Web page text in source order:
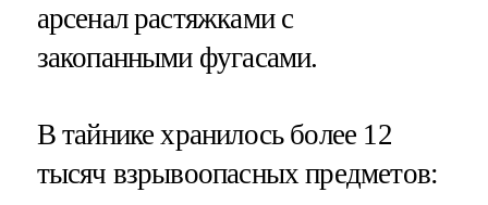
арсенал растяжками с
закопанными фугасами.
В тайнике хранилось более 12
тысяч взрывоопасных предметов: